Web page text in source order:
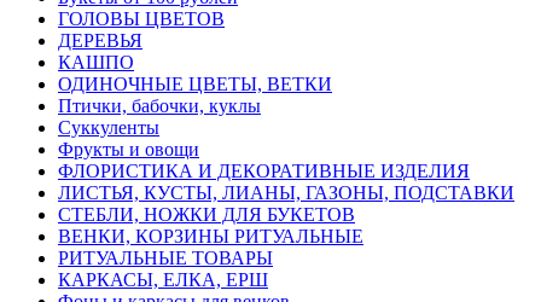
ГОЛОВЫ ЦВЕТОВ
ДЕРЕВЬЯ
КАШПО
ОДИНОЧНЫЕ ЦВЕТЫ, ВЕТКИ
Птички, бабочки, куклы
Суккуленты
Фрукты и овощи
ФЛОРИСТИКА И ДЕКОРАТИВНЫЕ ИЗДЕЛИЯ
ЛИСТЬЯ, КУСТЫ, ЛИАНЫ, ГАЗОНЫ, ПОДСТАВКИ
СТЕБЛИ, НОЖКИ ДЛЯ БУКЕТОВ
ВЕНКИ, КОРЗИНЫ РИТУАЛЬНЫЕ
РИТУАЛЬНЫЕ ТОВАРЫ
КАРКАСЫ, ЕЛКА, ЕРШ